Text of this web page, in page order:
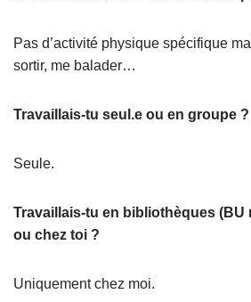
Pas d’activité physique spécifique
sortir, me balader…
Travaillais-tu seul.e ou en groupe ?
Seule.
Travaillais-tu en bibliothèques
ou chez toi ?
Uniquement chez moi.